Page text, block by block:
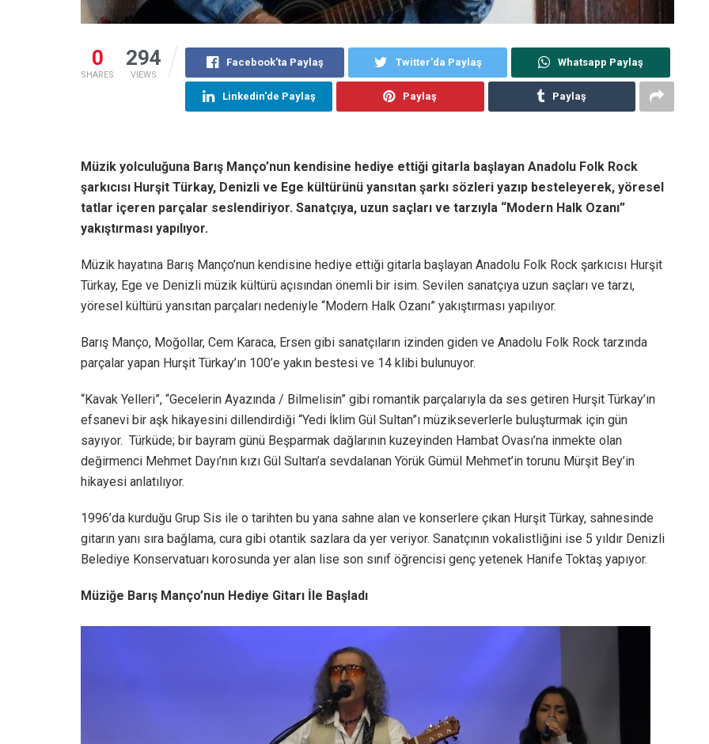
0
SHARES
294
VIEWS
Facebook'ta Paylaş Twitter'da Paylaş Whatsapp Paylaş
Linkedin'de Paylaş Paylaş Paylaş
Müzik yolculuğuna Barış Manço’nun kendisine hediye ettiği gitarla başlayan Anadolu Folk Rock
şarkıcısı Hurşit Türkay, Denizli ve Ege kültürünü yansıtan şarkı sözleri yazıp besteleyerek, yöresel
tatlar içeren parçalar seslendiriyor. Sanatçıya, uzun saçları ve tarzıyla “Modern Halk Ozanı”
yakıştırması yapılıyor.
Müzik hayatına Barış Manço’nun kendisine hediye ettiği gitarla başlayan Anadolu Folk Rock şarkıcısı Hurşit
Türkay, Ege ve Denizli müzik kültürü açısından önemli bir isim. Sevilen sanatçıya uzun saçları ve tarzı,
yöresel kültürü yansıtan parçaları nedeniyle “Modern Halk Ozanı” yakıştırması yapılıyor.
Barış Manço, Moğollar, Cem Karaca, Ersen gibi sanatçıların izinden giden ve Anadolu Folk Rock tarzında
parçalar yapan Hurşit Türkay’ın 100’e yakın bestesi ve 14 klibi bulunuyor.
“Kavak Yelleri”, “Gecelerin Ayazında / Bilmelisin” gibi romantik parçalarıyla da ses getiren Hurşit Türkay’ın
efsanevi bir aşk hikayesini dillendirdiği “Yedi İklim Gül Sultan”ı müzikseverlerle buluşturmak için gün
sayıyor. Türküde; bir bayram günü Beşparmak dağlarının kuzeyinden Hambat Ovası’na inmekte olan
değirmenci Mehmet Dayı’nın kızı Gül Sultan’a sevdalanan Yörük Gümül Mehmet’in torunu Mürşit Bey’in
hikayesi anlatılıyor.
1996’da kurduğu Grup Sis ile o tarihten bu yana sahne alan ve konserlere çıkan Hurşit Türkay, sahnesinde
gitarın yanı sıra bağlama, cura gibi otantik sazlara da yer veriyor. Sanatçının vokalistliğini ise 5 yıldır Denizli
Belediye Konservatuarı korosunda yer alan lise son sınıf öğrencisi genç yetenek Hanife Toktaş yapıyor.
Müziğe Barış Manço’nun Hediye Gitarı İle Başladı